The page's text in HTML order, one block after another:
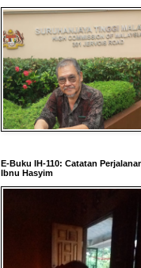
E-Buku IH-110: Catatan
Ibnu Hasyim